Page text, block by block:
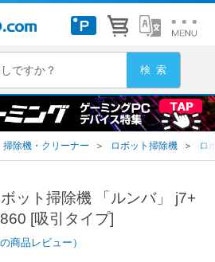
掃除機・クリーナー ＞ ロボット掃除機 ＞ ロ
ボット掃除機 「ルンバ」 j7+
[吸引タイプ]
の商品レビュー）